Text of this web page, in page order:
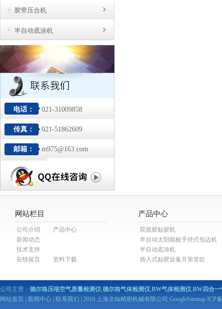
胶带压合机
半自动底涂机
电话： 021-31009858
传真： 021-51862609
邮箱： m975@163.com
网站栏目
公司介绍
产品中心
新闻动态
技术支持
在线留言
资料下载
产品中心
双面胶贴胶机
半自动太阳能板手持式包边机
半自动底涂机
插入式贴胶设备方形管款
公司主营： 德尔格压缩空气质量检测仪,德尔格气体检测仪,BW气体检测仪,BW四合一
网站首页
新闻中心 联系我们 | 2016 上海京灿精密机械有限公司 GoogleSitemap ICP